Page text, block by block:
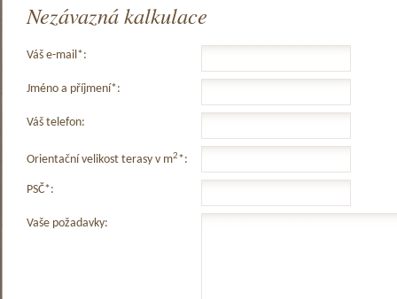
Nezávazná kalkulace
Váš e-mail*:
Jméno a příjmení*:
Váš telefon:
Orientační velikost terasy v m2*:
PSČ*:
Vaše požadavky: